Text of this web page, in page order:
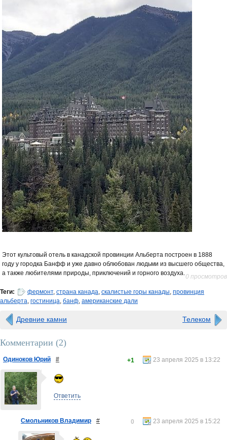
Этот культовый отель в канадской провинции Альберта построен в 1888
году у городка Банфф и уже давно облюбован людьми из высшего общества,
а также любителями природы, приключений и горного воздуха.0 просмотров
Теги: фермонт, страна канада, скалистые горы канады, провинция
альберта, гостиница, банф, американские дали
Древние камни Телеком
Комментарии (2)
Одиноков Юрий # 23 апреля 2025 в 13:22
+1
Ответить
Смольников Владимир # 23 апреля 2025 в 15:22
0